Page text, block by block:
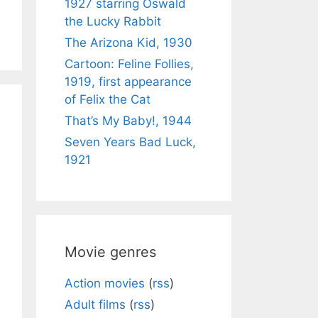
1927 starring Oswald
the Lucky Rabbit
The Arizona Kid, 1930
Cartoon: Feline Follies,
1919, first appearance
of Felix the Cat
That’s My Baby!, 1944
Seven Years Bad Luck,
1921
Movie genres
Action movies (rss)
Adult films (rss)